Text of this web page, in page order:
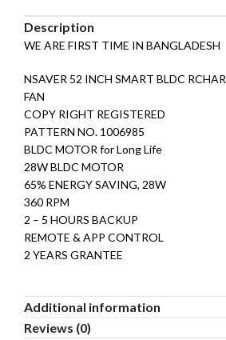
Description
WE ARE FIRST TIME IN BANGLADESH
NSAVER 52 INCH SMART BLDC
FAN
COPY RIGHT REGISTERED
PATTERN NO. 1006985
BLDC MOTOR for Long Life
28W BLDC MOTOR
65% ENERGY SAVING, 28W
360 RPM
2 – 5 HOURS BACKUP
REMOTE & APP CONTROL
2 YEARS GRANTEE
Additional information
Reviews (0)